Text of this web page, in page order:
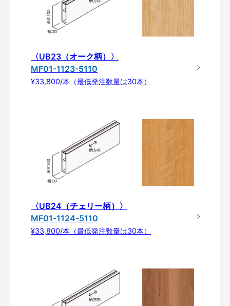
〈UB23（オーク柄）〉
MF01-1123-5110
¥33,800/本（最低発注数量は30本）
〈UB24（チェリー柄）〉
MF01-1124-5110
¥33,800/本（最低発注数量は30本）